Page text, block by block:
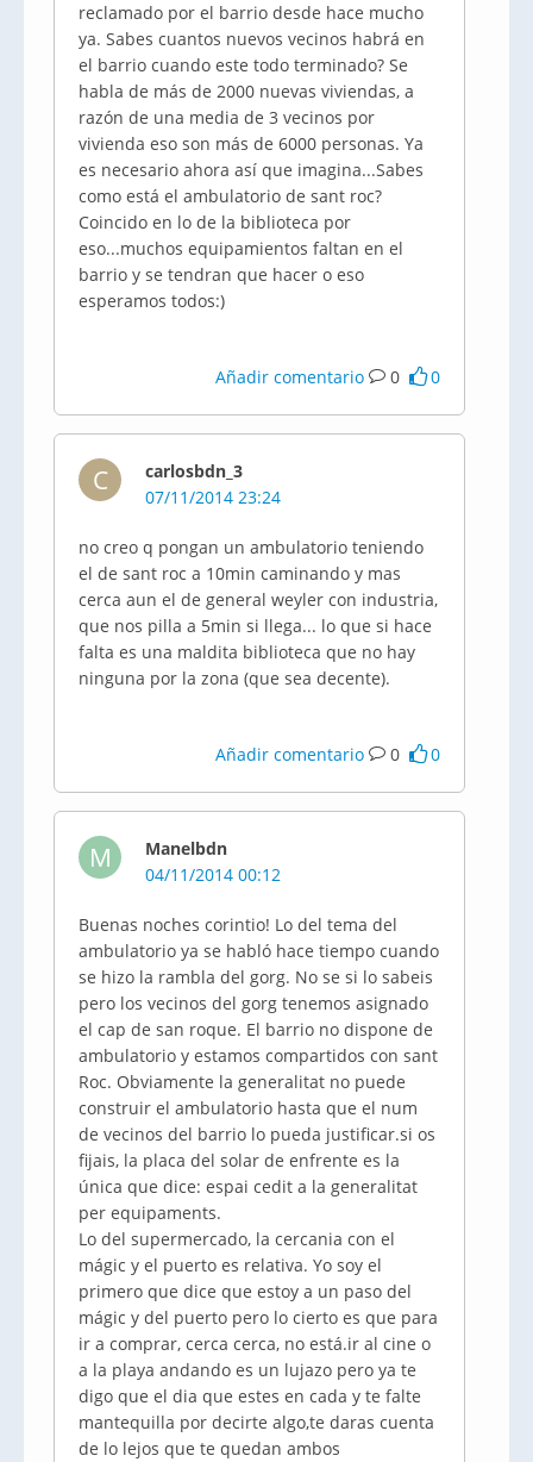
reclamado por el barrio desde hace mucho
ya. Sabes cuantos nuevos vecinos habrá en
el barrio cuando este todo terminado? Se
habla de más de 2000 nuevas viviendas, a
razón de una media de 3 vecinos por
vivienda eso son más de 6000 personas. Ya
es necesario ahora así que imagina...Sabes
como está el ambulatorio de sant roc?
Coincido en lo de la biblioteca por
eso...muchos equipamientos faltan en el
barrio y se tendran que hacer o eso
esperamos todos:)
Añadir comentario 0 0
C
carlosbdn_3
07/11/2014 23:24
no creo q pongan un ambulatorio teniendo
el de sant roc a 10min caminando y mas
cerca aun el de general weyler con industria,
que nos pilla a 5min si llega... lo que si hace
falta es una maldita biblioteca que no hay
ninguna por la zona (que sea decente).
Añadir comentario 0 0
M
Manelbdn
04/11/2014 00:12
Buenas noches corintio! Lo del tema del
ambulatorio ya se habló hace tiempo cuando
se hizo la rambla del gorg. No se si lo sabeis
pero los vecinos del gorg tenemos asignado
el cap de san roque. El barrio no dispone de
ambulatorio y estamos compartidos con sant
Roc. Obviamente la generalitat no puede
construir el ambulatorio hasta que el num
de vecinos del barrio lo pueda justificar.si os
fijais, la placa del solar de enfrente es la
única que dice: espai cedit a la generalitat
per equipaments.
Lo del supermercado, la cercania con el
mágic y el puerto es relativa. Yo soy el
primero que dice que estoy a un paso del
mágic y del puerto pero lo cierto es que para
ir a comprar, cerca cerca, no está.ir al cine o
a la playa andando es un lujazo pero ya te
digo que el dia que estes en cada y te falte
mantequilla por decirte algo,te daras cuenta
de lo lejos que te quedan ambos